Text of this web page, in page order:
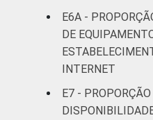
E6A -
DE
INTERNET
E7 -